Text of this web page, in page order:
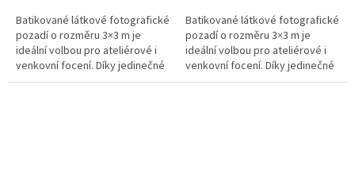
Batikované látkové fotografické
pozadí o rozměru 3×3 m je
ideální volbou pro ateliérové i
venkovní focení. Díky jedinečné
technice barvení vytváří
Batikované látkové fotografické
pozadí o rozměru 3×3 m je
ideální volbou pro ateliérové i
venkovní focení. Díky jedinečné
technice barvení vytváří